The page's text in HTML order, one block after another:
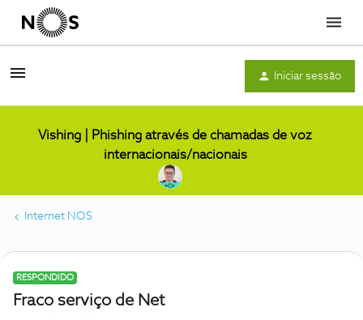
Menu
Iniciar sessão
Vishing | Phishing através de chamadas de voz
internacionais/nacionais
Internet NOS
RESPONDIDO
Fraco serviço de Net